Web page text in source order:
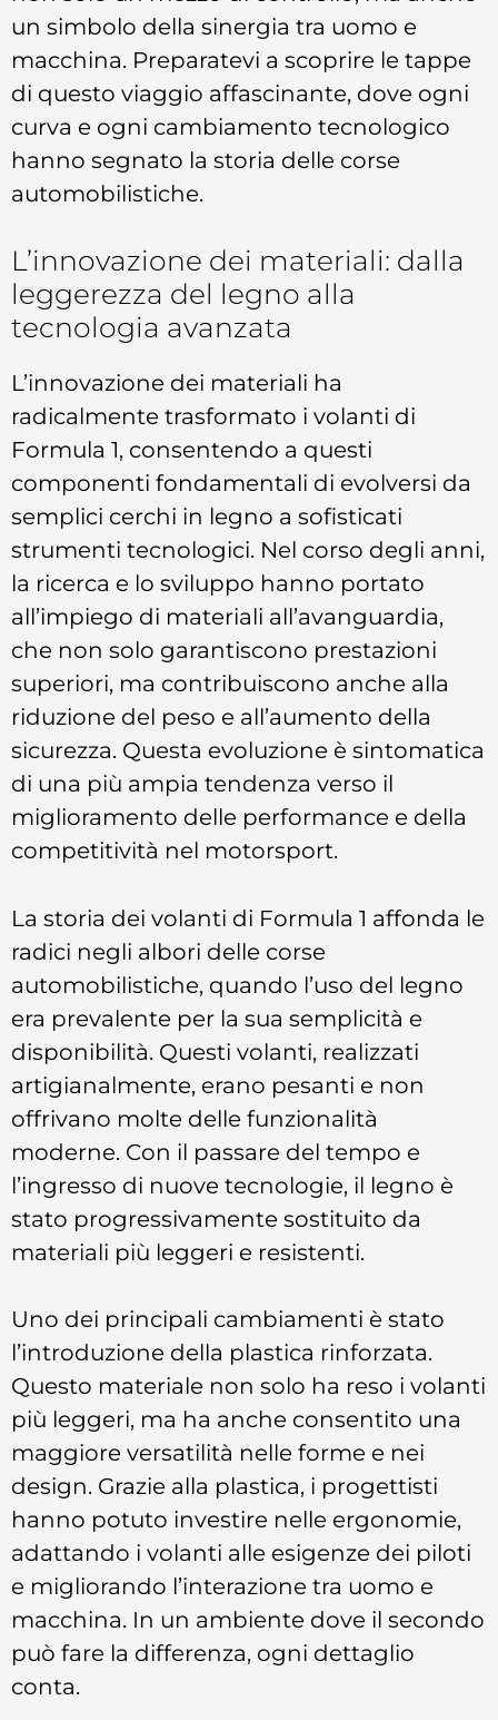
un simbolo della sinergia tra uomo e
macchina. Preparatevi a scoprire le tappe
di questo viaggio affascinante, dove ogni
curva e ogni cambiamento tecnologico
hanno segnato la storia delle corse
automobilistiche.
L’innovazione dei materiali: dalla
leggerezza del legno alla
tecnologia avanzata
L’innovazione dei materiali ha
radicalmente trasformato i volanti di
Formula 1, consentendo a questi
componenti fondamentali di evolversi da
semplici cerchi in legno a sofisticati
strumenti tecnologici. Nel corso degli anni,
la ricerca e lo sviluppo hanno portato
all’impiego di materiali all’avanguardia,
che non solo garantiscono prestazioni
superiori, ma contribuiscono anche alla
riduzione del peso e all’aumento della
sicurezza. Questa evoluzione è sintomatica
di una più ampia tendenza verso il
miglioramento delle performance e della
competitività nel motorsport.
La storia dei volanti di Formula 1 affonda le
radici negli albori delle corse
automobilistiche, quando l’uso del legno
era prevalente per la sua semplicità e
disponibilità. Questi volanti, realizzati
artigianalmente, erano pesanti e non
offrivano molte delle funzionalità
moderne. Con il passare del tempo e
l’ingresso di nuove tecnologie, il legno è
stato progressivamente sostituito da
materiali più leggeri e resistenti.
Uno dei principali cambiamenti è stato
l’introduzione della plastica rinforzata.
Questo materiale non solo ha reso i volanti
più leggeri, ma ha anche consentito una
maggiore versatilità nelle forme e nei
design. Grazie alla plastica, i progettisti
hanno potuto investire nelle ergonomie,
adattando i volanti alle esigenze dei piloti
e migliorando l’interazione tra uomo e
macchina. In un ambiente dove il secondo
può fare la differenza, ogni dettaglio
conta.